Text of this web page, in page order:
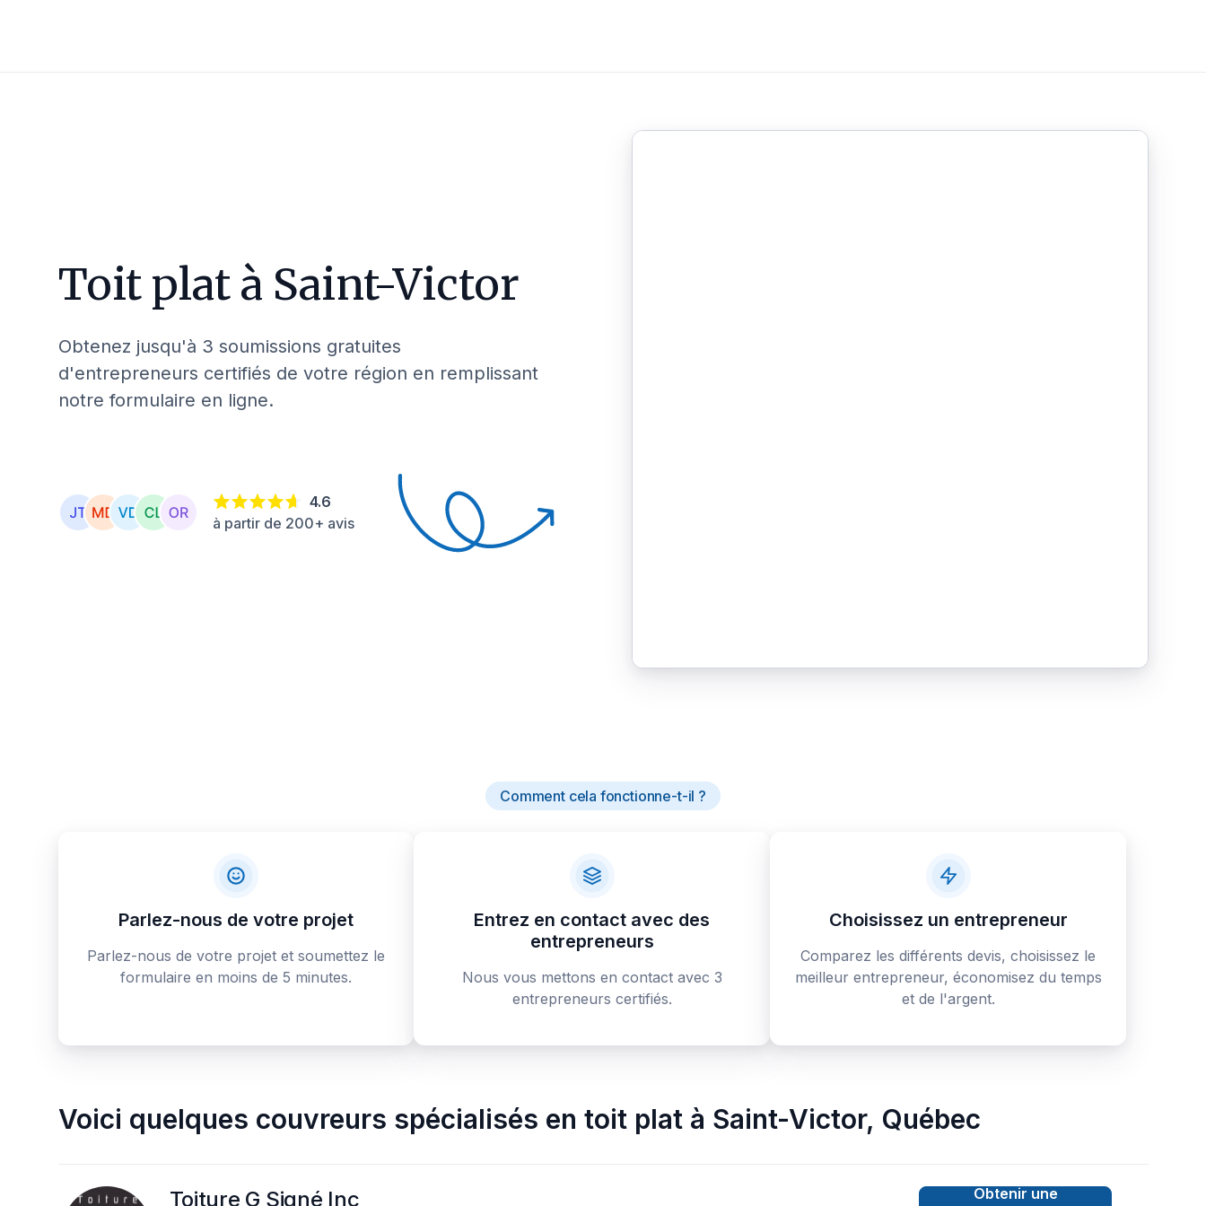
Toit plat à Saint-Victor
Obtenez jusqu'à 3 soumissions gratuites
d'entrepreneurs certifiés de votre région en remplissant
notre formulaire en ligne.
4.6
à partir de 200+ avis
Comment cela fonctionne-t-il ?
Parlez-nous de votre projet
Parlez-nous de votre projet et soumettez le
formulaire en moins de 5 minutes.
Entrez en contact avec des
entrepreneurs
Nous vous mettons en contact avec 3
entrepreneurs certifiés.
Choisissez un entrepreneur
Comparez les différents devis, choisissez le
meilleur entrepreneur, économisez du temps
et de l'argent.
Voici quelques couvreurs spécialisés en toit plat à Saint-Victor, Québec
Toiture G Signé Inc
Obtenir une